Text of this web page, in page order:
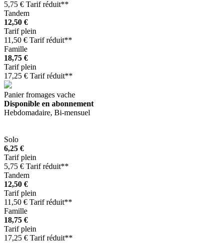
5,75 € Tarif réduit**
Tandem
12,50 €
Tarif plein
11,50 € Tarif réduit**
Famille
18,75 €
Tarif plein
17,25 € Tarif réduit**
Panier fromages vache
Disponible en abonnement
Hebdomadaire, Bi-mensuel
Solo
6,25 €
Tarif plein
5,75 € Tarif réduit**
Tandem
12,50 €
Tarif plein
11,50 € Tarif réduit**
Famille
18,75 €
Tarif plein
17,25 € Tarif réduit**